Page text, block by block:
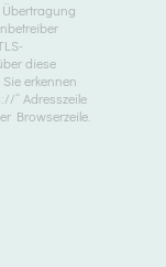
diese
erkennen
“ Adresszeile
Browserzeile.